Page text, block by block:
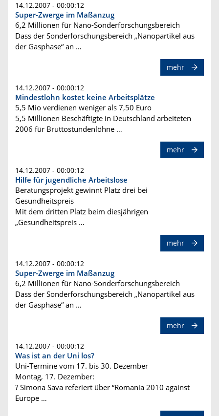
14.12.2007 - 00:00:12
Super-Zwerge im Maßanzug
6,2 Millionen für Nano-Sonderforschungsbereich
Dass der Sonderforschungsbereich „Nanopartikel aus
der Gasphase“ an …
mehr
14.12.2007 - 00:00:12
Mindestlohn kostet keine Arbeitsplätze
5,5 Mio verdienen weniger als 7,50 Euro
5,5 Millionen Beschäftigte in Deutschland arbeiteten
2006 für Bruttostundenlöhne …
mehr
14.12.2007 - 00:00:12
Hilfe für jugendliche Arbeitslose
Beratungsprojekt gewinnt Platz drei bei
Gesundheitspreis
Mit dem dritten Platz beim diesjährigen
„Gesundheitspreis …
mehr
14.12.2007 - 00:00:12
Super-Zwerge im Maßanzug
6,2 Millionen für Nano-Sonderforschungsbereich
Dass der Sonderforschungsbereich „Nanopartikel aus
der Gasphase“ an …
mehr
14.12.2007 - 00:00:12
Was ist an der Uni los?
Uni-Termine vom 17. bis 30. Dezember
Montag, 17. Dezember:
? Simona Sava referiert über “Romania 2010 against
Europe …